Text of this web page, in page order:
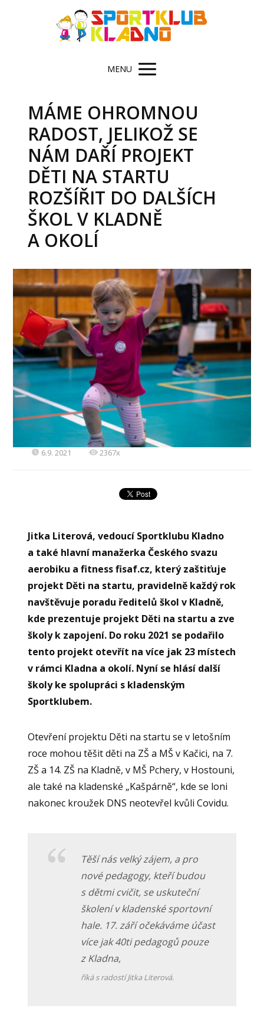
MENU
MÁME OHROMNOU
RADOST, JELIKOŽ SE
NÁM DAŘÍ PROJEKT
DĚTI NA STARTU
ROZŠÍŘIT DO DALŠÍCH
ŠKOL V KLADNĚ
A OKOLÍ
6.9. 2021 2367x
Jitka Literová, vedoucí Sportklubu Kladno
a také hlavní manažerka Českého svazu
aerobiku a fitness fisaf.cz, který zaštiťuje
projekt Děti na startu, pravidelně každý rok
navštěvuje poradu ředitelů škol v Kladně,
kde prezentuje projekt Děti na startu a zve
školy k zapojení. Do roku 2021 se podařilo
tento projekt otevřít na více jak 23 místech
v rámci Kladna a okolí. Nyní se hlásí další
školy ke spolupráci s kladenským
Sportklubem.
Otevření projektu Děti na startu se v letošním
roce mohou těšit děti na ZŠ a MŠ v Kačici, na 7.
ZŠ a 14. ZŠ na Kladně, v MŠ Pchery, v Hostouni,
ale také na kladenské „Kašpárně“, kde se loni
nakonec kroužek DNS neotevřel kvůli Covidu.
Těší nás velký zájem, a pro
nové pedagogy, kteří budou
s dětmi cvičit, se uskuteční
školení v kladenské sportovní
hale. 17. září očekáváme účast
více jak 40ti pedagogů pouze
z Kladna,
říká s radostí Jitka Literová.